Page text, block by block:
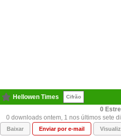
Hellowen Times Cifrão
0
0 downloads ontem, 1 nos últimos sete
Baixar Enviar por e-mail